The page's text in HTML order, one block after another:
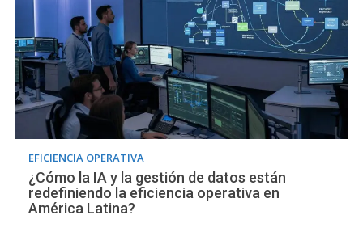
EFICIENCIA OPERATIVA
¿Cómo la IA y la gestión de datos están
redefiniendo la eficiencia operativa en
América Latina?